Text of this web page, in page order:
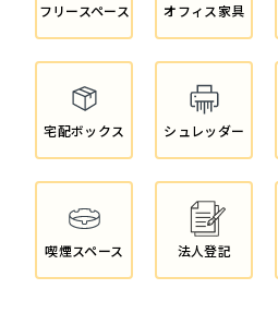
フリースペース オフィス家具
宅配ボックス シュレッダー
喫煙スペース 法人登記